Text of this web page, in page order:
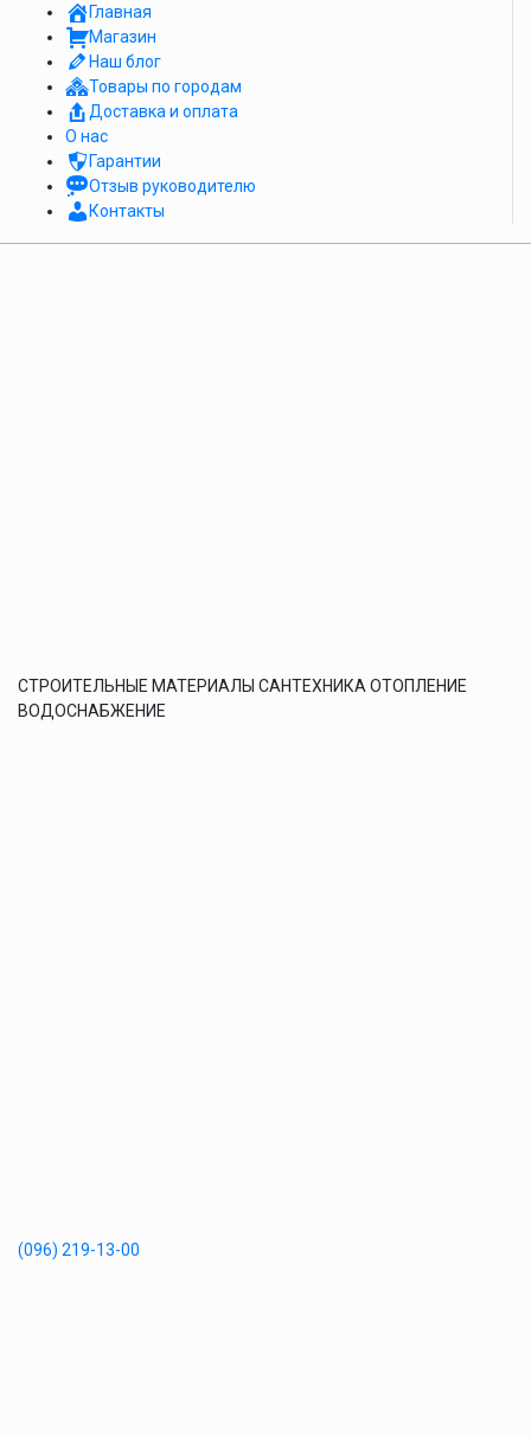
Главная
Магазин
Наш блог
Товары по городам
Доставка и оплата
О нас
Гарантии
Отзыв руководителю
Контакты
СТРОИТЕЛЬНЫЕ МАТЕРИАЛЫ САНТЕХНИКА ОТОПЛЕНИЕ
ВОДОСНАБЖЕНИЕ
(096) 219-13-00